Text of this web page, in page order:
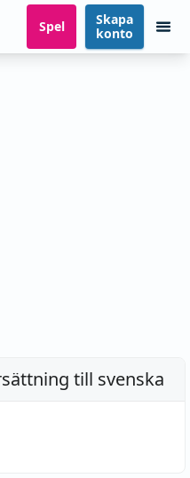
Spel
Skapa
konto
till svenska